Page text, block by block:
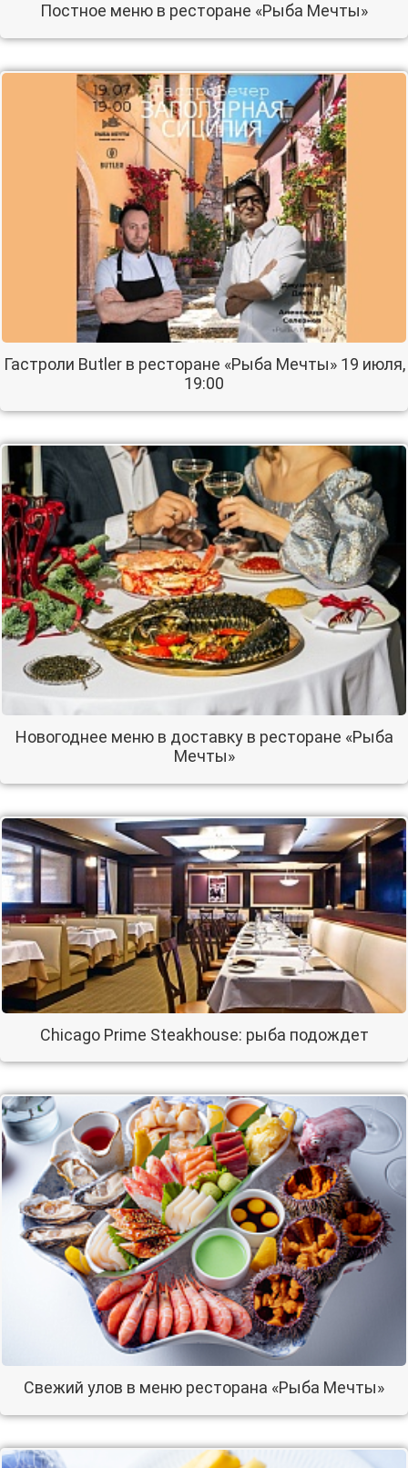
Постное меню в ресторане «Рыба Мечты»
Гастроли Butler в ресторане «Рыба Мечты» 19 июля,
19:00
Новогоднее меню в доставку в ресторане «Рыба
Мечты»
Chicago Prime Steakhouse: рыба подождет
Свежий улов в меню ресторана «Рыба Мечты»